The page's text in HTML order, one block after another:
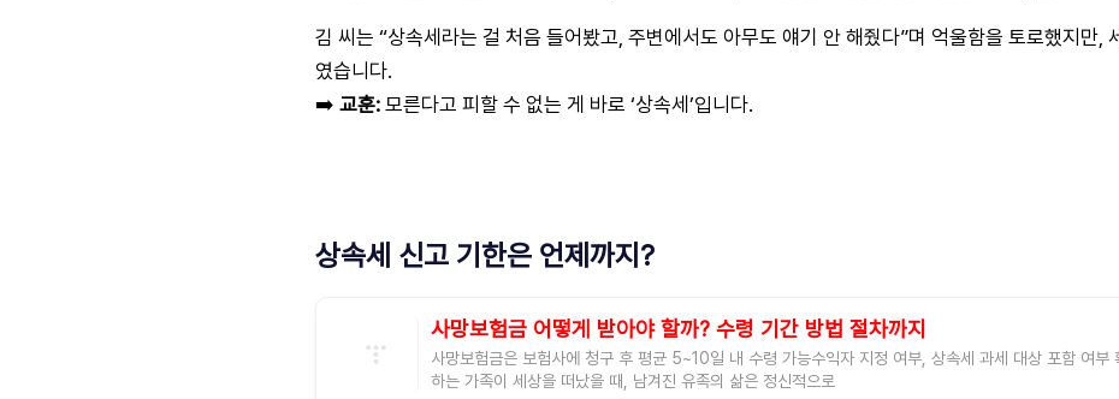
김 씨는 “상속세라는 걸 처음 들어봤고, 주변에서도 아무도 얘기 안 해줬다”며 억울함을 토로했지만,
였습니다.
➡️ 교훈: 모른다고 피할 수 없는 게 바로 ‘상속세’입니다.
상속세 신고 기한은 언제까지?
사망보험금 어떻게 받아야 할까? 수령 기간 방법 절차까지
사망보험금은 보험사에 청구 후 평균 5~10일 내 수령 가능수익자 지정 여부, 상속세 과세 대상 포함 여부
하는 가족이 세상을 떠났을 때, 남겨진 유족의 삶은 정신적으로